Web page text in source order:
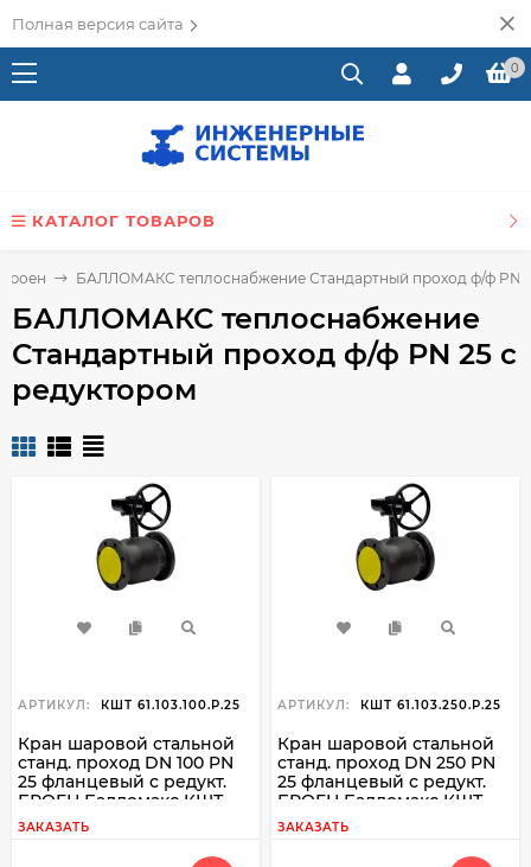
Полная версия сайта
0
КАТАЛОГ ТОВАРОВ
БАЛЛОМАКС теплоснабжение Стандартный проход ф/ф PN
БАЛЛОМАКС теплоснабжение
Стандартный проход ф/ф PN 25 с
редуктором
АРТИКУЛ: КШТ 61.103.100.Р.25
Кран шаровой стальной
станд. проход DN 100 PN
25 фланцевый с редукт.
БРОЕН Балломакс КШТ
61.103.100
ЗАКАЗАТЬ
АРТИКУЛ: КШТ 61.103.250.Р.25
Кран шаровой стальной
станд. проход DN 250 PN
25 фланцевый с редукт.
БРОЕН Балломакс КШТ
61.103.250
ЗАКАЗАТЬ